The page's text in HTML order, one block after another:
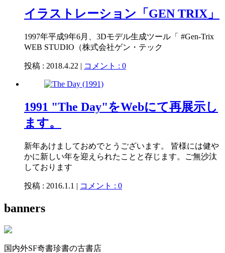
イラストレーション「GEN TRIX」
1997年平成9年6月、3Dモデル生成ツール「 #Gen-Trix
WEB STUDIO（株式会社ゲン・テック
投稿 : 2018.4.22 | コメント : 0
1991 "The Day"をWebにて再展示し
ます。
新年あけましておめでとうございます。 皆様には健や
かに新しい年を迎えられたことと存じます。ご無沙汰
しております
投稿 : 2016.1.1 | コメント : 0
banners
国内外SF奇書珍書の古書店